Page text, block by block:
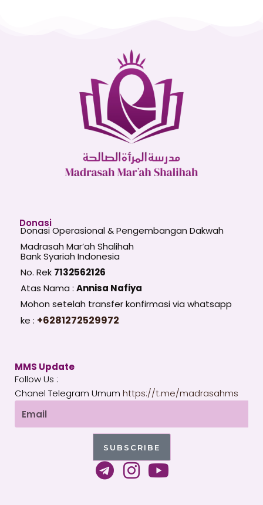
Donasi
Donasi Operasional & Pengembangan Dakwah
Madrasah Mar’ah Shalihah
Bank Syariah Indonesia
No. Rek 7132562126
Atas Nama : Annisa Nafiya
Mohon setelah transfer konfirmasi via whatsapp
ke : +6281272529972
MMS Update
Follow Us :
Chanel Telegram Umum https://t.me/madrasahms
Email
SUBSCRIBE
T
e
I Y